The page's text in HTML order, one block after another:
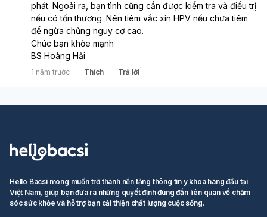
phát. Ngoài ra, bạn tình cũng cần được kiểm tra và điều trị
nếu có tổn thương. Nên tiêm vắc xin HPV nếu chưa tiêm
để ngừa chủng nguy cơ cao.
Chúc bạn khỏe mạnh
BS Hoàng Hải
1 năm trước Thích Trả lời
Hello Bacsi mong muốn trở thành nền tảng thông tin y khoa hàng đầu tại
Việt Nam, giúp bạn đưa ra những quyết định đúng đắn liên quan về chăm
sóc sức khỏe và hỗ trợ bạn cải thiện chất lượng cuộc sống.